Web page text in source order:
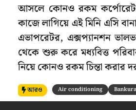
আসলে কোনও রকম কর্পোরেট
কাজে লাগিয়ে এই মিনি এসি
এভাপরেটর, এক্সপ্যানশন
থেকে শুরু করে মধ্যবিত্ত
নিয়ে কোনও রকম চিন্তা করার
আরও Air conditioning Bankura